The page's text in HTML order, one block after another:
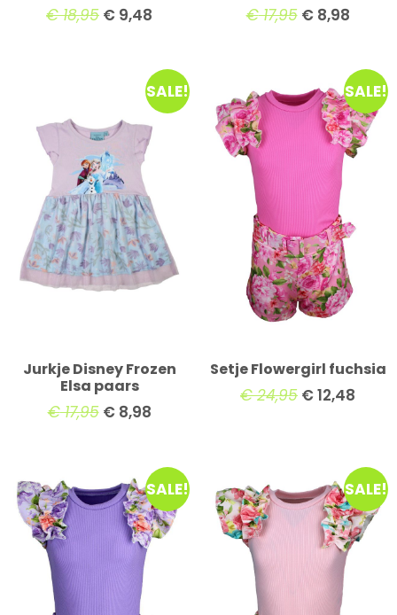
€18,95 € 9,48 €17,95 €8,98
SALE!
Jurkje Disney Frozen
Elsa paars
€17,95 €8,98
SALE!
Setje Flowergirl fuchsia
€24,95 €12,48
SALE! SALE!